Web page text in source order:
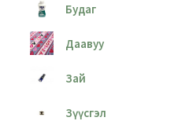
Будаг
Даавуу
Зай
Зүүсгэл